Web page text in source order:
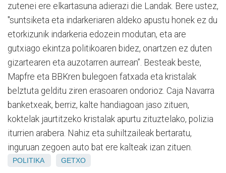
zutenei ere elkartasuna adierazi die Landak. Bere ustez,
"suntsiketa eta indarkeriaren aldeko apustu honek ez du
etorkizunik indarkeria edozein modutan, eta are
gutxiago ekintza politikoaren bidez, onartzen ez duten
gizartearen eta auzotarren aurrean”. Besteak beste,
Mapfre eta BBKren bulegoen fatxada eta kristalak
belztuta gelditu ziren erasoaren ondorioz. Caja Navarra
banketxeak, berriz, kalte handiagoan jaso zituen,
koktelak jaurtitzeko kristalak apurtu zituztelako, polizia
iturrien arabera. Nahiz eta suhiltzaileak bertaratu,
inguruan zegoen auto bat ere kalteak izan zituen.
POLITIKA GETXO